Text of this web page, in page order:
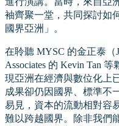
袖齊聚一堂，共同探討如
國界亞洲」。
在聆聽 MYSC 的金正泰（
Associates 的 Kevin Tan
現亞洲在經濟與數位化上
成果卻仍因國界、標準不
易見，資本的流動相對容
難以跨越國界。除非我們